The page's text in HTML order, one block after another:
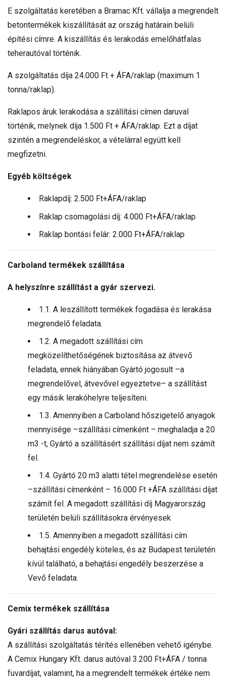
E szolgáltatás keretében a Bramac Kft. vállalja a megrendelt
betontermékek kiszállítását az ország határain belüli
építési címre. A kiszállítás és lerakodás emelőhátfalas
teherautóval történik.
A szolgáltatás díja 24.000 Ft + ÁFA/raklap (maximum 1
tonna/raklap).
Raklapos áruk lerakodása a szállítási címen daruval
történik, melynek díja 1.500 Ft + ÁFA/raklap. Ezt a díjat
szintén a megrendeléskor, a vételárral együtt kell
megfizetni.
Egyéb költségek
Raklapdíj: 2.500 Ft+ÁFA/raklap
Raklap csomagolási díj: 4.000 Ft+ÁFA/raklap
Raklap bontási felár: 2.000 Ft+ÁFA/raklap
Carboland termékek szállítása
A helyszínre szállítást a gyár szervezi.
1.1. A leszállított termékek fogadása és lerakása
megrendelő feladata.
1.2. A megadott szállítási cím
megközelíthetőségének biztosítása az átvevő
feladata, ennek hiányában Gyártó jogosult –a
megrendelővel, átvevővel egyeztetve– a szállítást
egy másik lerakóhelyre teljesíteni.
1.3. Amennyiben a Carboland hőszigetelő anyagok
mennyisége –szállítási címenként – meghaladja a 20
m3 -t, Gyártó a szállításért szállítási díjat nem számít
fel.
1.4. Gyártó 20 m3 alatti tétel megrendelése esetén
–szállítási címenként – 16.000 Ft +ÁFA szállítási díjat
számít fel. A megadott szállítási díj Magyarország
területén belüli szállításokra érvényesek
1.5. Amennyiben a megadott szállítási cím
behajtási engedély köteles, és az Budapest területén
kívül található, a behajtási engedély beszerzése a
Vevő feladata.
Cemix termékek szállítása
Gyári szállítás darus autóval:
A szállítási szolgáltatás térítés ellenében vehető igénybe.
A Cemix Hungary Kft. darus autóval 3.200 Ft+ÁFA / tonna
fuvardíjat, valamint, ha a megrendelt termékek értéke nem